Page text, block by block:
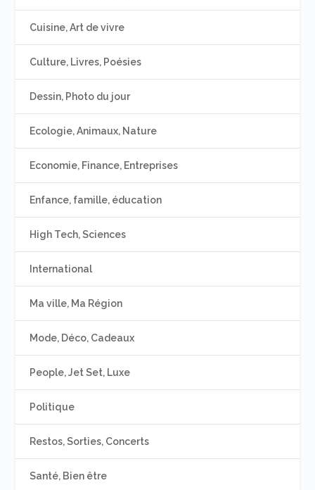
Cuisine, Art de vivre
Culture, Livres, Poésies
Dessin, Photo du jour
Ecologie, Animaux, Nature
Economie, Finance, Entreprises
Enfance, famille, éducation
High Tech, Sciences
International
Ma ville, Ma Région
Mode, Déco, Cadeaux
People, Jet Set, Luxe
Politique
Restos, Sorties, Concerts
Santé, Bien être